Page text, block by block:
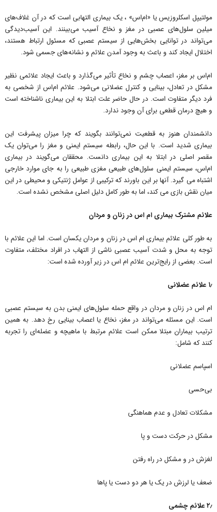
مولتیپل اسکلروزیس یا «ام‌اس» ، یک بیماری التهابی است که در آن غلاف‌های
میلین سلول‌های عصبی در مغز و نخاع آسیب می‌بینند. این آسیب‌دیدگی
می‌تواند در توانایی بخش‌هایی از سیستم عصبی که مسئول ارتباط هستند،
اختلال ایجاد کند و باعث به وجود آمدن علائم و نشانه‌های جسمی شود.
ام‌اس بر مغز، اعصاب چشم و نخاع تأثیر می‌گذارد و باعث ایجاد علائمی نظیر
مشکل در تعادل، بینایی و کنترل عضلانی می‌شود. علائم ام‌اس از شخصی به
فرد دیگر متفاوت است. در حال حاضر علت ابتلا به این بیماری ناشناخته است
و هیچ درمان قطعی برای آن وجود ندارد.
دانشمندان هنوز به قطعیت نمی‌توانند بگویند که چرا میزان پیشرفت این
بیماری شدید است. با این حال، رابطه سیستم ایمنی و مغز را می‌توان یک
مقصر اصلی در ابتلا به این بیماری دانست. محققان می‌گویند در بیماری
ام‌اس، سیستم ایمنی سلول‌های طبیعی مغزی طبیعی را به جای موارد خارجی
اشتباه می گیرد. آنها بر این باورند که ترکیبی از عوامل ژنتیکی و محیطی در این
میان نقش بازی می کند، اما به طور کامل دلیل اصلی مشخص نشده است.
علائم مشترک بیماری ام اس در زنان و مردان
به طور کلی علائم بیماری ام اس در زنان و مردان یکسان است. اما این علائم با
توجه به محل و شدت آسیب عصبی ناشی از التهاب در افراد مختلف، متفاوت
است. بعضی از رایج‌ترین علائم ام اس در زیر آورده شده است:
۱٫ علائم عضلانی
ام اس در زنان و مردان در واقع حمله سلول‌های ایمنی بدن به سیستم عصبی
است. این مسئله می‌تواند در مغز، نخاع یا اعصاب بینایی رخ دهد. به همین
ترتیب بیماران مبتلا ممکن است علائم مرتبط با ماهیچه و عضله‌ای را تجربه
کنند که شامل:
اسپاسم عضلانی
بی‌حسی
مشکلات تعادل و عدم هماهنگی
مشکل در حرکت دست و پا
لغزش در و مشکل در راه رفتن
ضعف یا لرزش در یک یا هر دو دست یا پاها
۲٫ علائم چشمی